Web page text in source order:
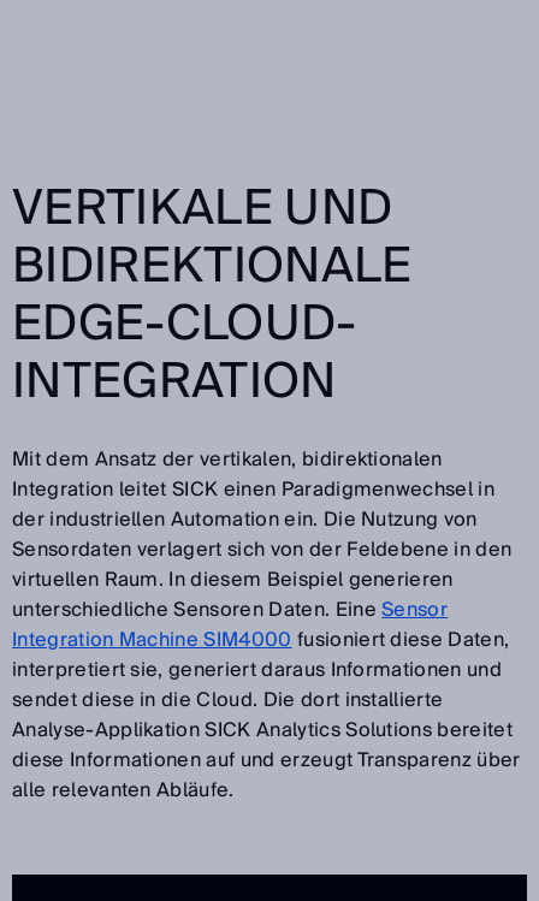
VERTIKALE UND
BIDIREKTIONALE
EDGE-CLOUD-
INTEGRATION
Mit dem Ansatz der vertikalen, bidirektionalen
Integration leitet SICK einen Paradigmenwechsel in
der industriellen Automation ein. Die Nutzung von
Sensordaten verlagert sich von der Feldebene in den
virtuellen Raum. In diesem Beispiel generieren
unterschiedliche Sensoren Daten. EineSensor
Integration Machine SIM4000fusioniert diese Daten,
interpretiert sie, generiert daraus Informationen und
sendet diese in die Cloud. Die dort installierte
Analyse-Applikation SICK Analytics Solutions bereitet
diese Informationen auf und erzeugt Transparenz über
alle relevanten Abläufe.